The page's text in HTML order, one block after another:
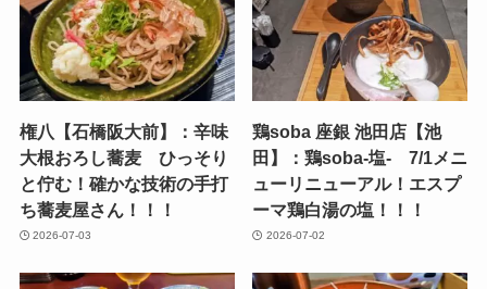
権八【石橋阪大前】：辛味
大根おろし蕎麦 ひっそり
と佇む！確かな技術の手打
ち蕎麦屋さん！！！
2026-07-03
鶏soba 座銀 池田店【池
田】：鶏soba-塩- 7/1メニ
ューリニューアル！エスプ
ーマ鶏白湯の塩！！！
2026-07-02